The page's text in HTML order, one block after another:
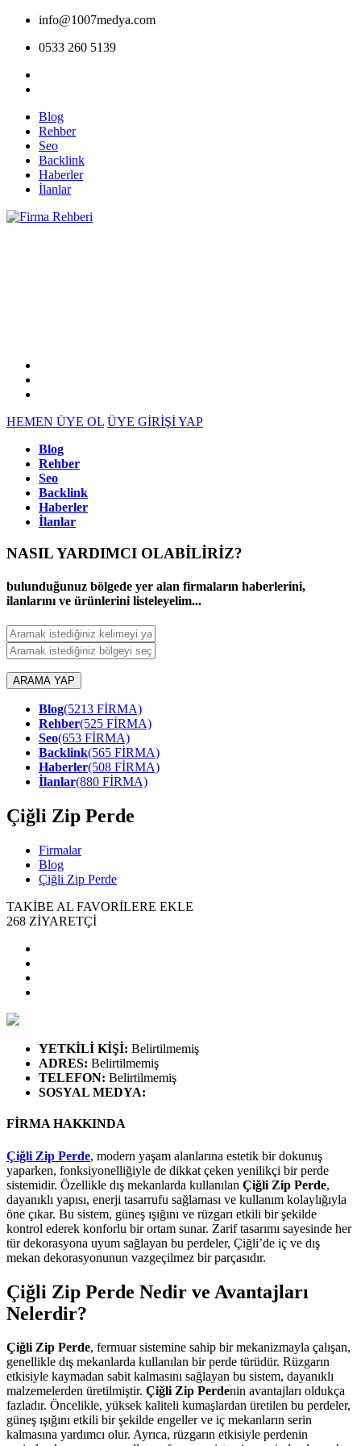
info@1007medya.com
0533 260 5139
Blog
Rehber
Seo
Backlink
Haberler
İlanlar
HEMEN ÜYE OL ÜYE GİRİŞİ YAP
Blog
Rehber
Seo
Backlink
Haberler
İlanlar
NASIL YARDIMCI OLABİLİRİZ?
bulunduğunuz bölgede yer alan firmaların haberlerini,
ilanlarını ve ürünlerini listeleyelim...
ARAMA YAP
Blog(5213 FİRMA)
Rehber(525 FİRMA)
Seo(653 FİRMA)
Backlink(565 FİRMA)
Haberler(508 FİRMA)
İlanlar(880 FİRMA)
Çiğli Zip Perde
Firmalar
Blog
Çiğli Zip Perde
TAKİBE AL FAVORİLERE EKLE
268 ZİYARETÇİ
YETKİLİ KİŞİ: Belirtilmemiş
ADRES: Belirtilmemiş
TELEFON: Belirtilmemiş
SOSYAL MEDYA:
FİRMA HAKKINDA
Çiğli Zip Perde, modern yaşam alanlarına estetik bir dokunuş
yaparken, fonksiyonelliğiyle de dikkat çeken yenilikçi bir perde
sistemidir. Özellikle dış mekanlarda kullanılan Çiğli Zip Perde,
dayanıklı yapısı, enerji tasarrufu sağlaması ve kullanım kolaylığıyla
öne çıkar. Bu sistem, güneş ışığını ve rüzgarı etkili bir şekilde
kontrol ederek konforlu bir ortam sunar. Zarif tasarımı sayesinde her
tür dekorasyona uyum sağlayan bu perdeler, Çiğli’de iç ve dış
mekan dekorasyonunun vazgeçilmez bir parçasıdır.
Çiğli Zip Perde Nedir ve Avantajları
Nelerdir?
Çiğli Zip Perde, fermuar sistemine sahip bir mekanizmayla çalışan,
genellikle dış mekanlarda kullanılan bir perde türüdür. Rüzgarın
etkisiyle kaymadan sabit kalmasını sağlayan bu sistem, dayanıklı
malzemelerden üretilmiştir. Çiğli Zip Perdenin avantajları oldukça
fazladır. Öncelikle, yüksek kaliteli kumaşlardan üretilen bu perdeler,
güneş ışığını etkili bir şekilde engeller ve iç mekanların serin
kalmasına yardımcı olur. Ayrıca, rüzgarın etkisiyle perdenin